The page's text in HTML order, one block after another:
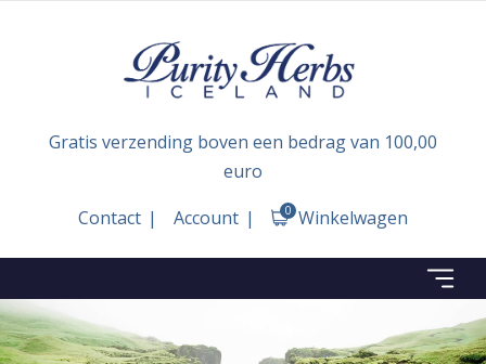
Gratis verzending boven een bedrag van 100,00
euro
Contact
Account Winkelwagen
0